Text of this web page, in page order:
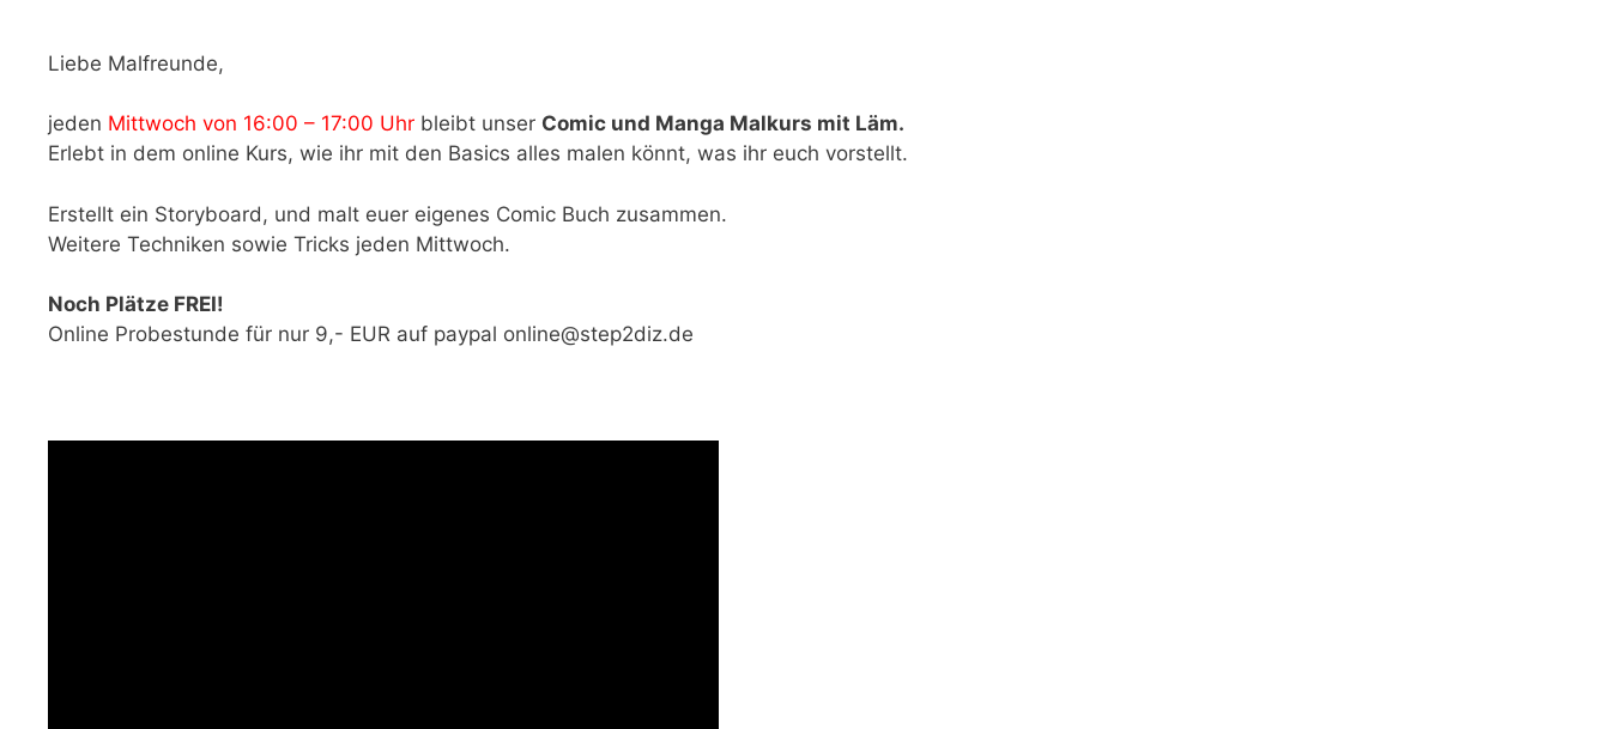
Liebe Malfreunde,
jeden Mittwoch von 16:00 – 17:00 Uhr bleibt unser Comic und Manga Malkurs mit Läm.
Erlebt in dem online Kurs, wie ihr mit den Basics alles malen könnt, was ihr euch vorstellt.
Erstellt ein Storyboard, und malt euer eigenes Comic Buch zusammen.
Weitere Techniken sowie Tricks jeden Mittwoch.
Noch Plätze FREI!
Online Probestunde für nur 9,- EUR auf paypal online@step2diz.de